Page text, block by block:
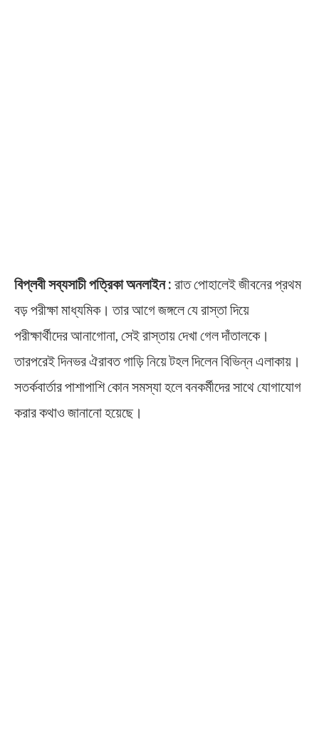
বিপ্লবী সব্যসাচী পত্রিকা অনলাইন : রাত পোহালেই জীবনের প্রথম
বড় পরীক্ষা মাধ্যমিক। তার আগে জঙ্গলে যে রাস্তা দিয়ে
পরীক্ষার্থীদের আনাগোনা, সেই রাস্তায় দেখা গেল দাঁতালকে।
তারপরেই দিনভর ঐরাবত গাড়ি নিয়ে টহল দিলেন বিভিন্ন এলাকায়।
সতর্কবার্তার পাশাপাশি কোন সমস্যা হলে বনকর্মীদের সাথে যোগাযোগ
করার কথাও জানানো হয়েছে।